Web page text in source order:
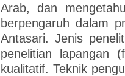
Arab, dan
berpengaruh dalam
Antasari. Jenis
penelitian lapangan
kualitatif. Teknik